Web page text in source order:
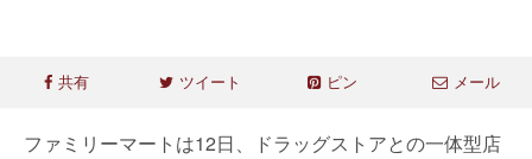
共有 ツイート ピン メール
ファミリーマートは12日、ドラッグストアとの一体型店